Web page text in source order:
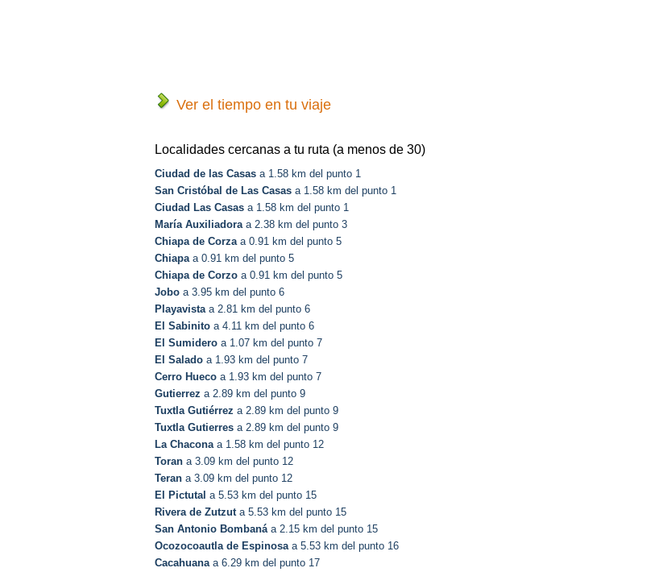
Ver el tiempo en tu viaje
Localidades cercanas a tu ruta (a menos de 30)
Ciudad de las Casas a 1.58 km del punto 1
San Cristóbal de Las Casas a 1.58 km del punto 1
Ciudad Las Casas a 1.58 km del punto 1
María Auxiliadoraa 2.38 km del punto 3
Chiapa de Corzaa 0.91 km del punto 5
Chiapaa 0.91 km del punto 5
Chiapa de Corzo a 0.91 km del punto 5
Jobo a 3.95 km del punto 6
Playavistaa 2.81 km del punto 6
El Sabinito a 4.11 km del punto 6
El Sumidero a 1.07 km del punto 7
El Salado a 1.93 km del punto 7
Cerro Hueco a 1.93 km del punto 7
Gutierrez a 2.89 km del punto 9
Tuxtla Gutiérrez a 2.89 km del punto 9
Tuxtla Gutierres a 2.89 km del punto 9
La Chaconaa 1.58 km del punto 12
Toran a 3.09 km del punto 12
Teran a 3.09 km del punto 12
El Pictutal a 5.53 km del punto 15
Rivera de Zutzuta 5.53 km del punto 15
San Antonio Bombanáa 2.15 km del punto 15
Ocozocoautla de Espinosaa 5.53 km del punto 16
Cacahuanaa 6.29 km del punto 17